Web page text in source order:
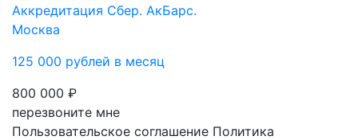
Аккредитация Сбер. АкБарс.
Москва
125 000 рублей в месяц
800 000 ₽
перезвоните мне
Пользовательское соглашение Политика